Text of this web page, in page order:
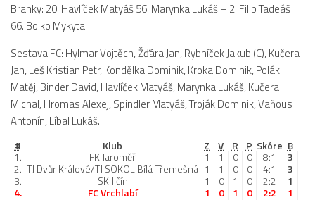
Branky: 20. Havlíček Matyáš 56. Marynka Lukáš – 2. Filip Tadeáš
66. Boiko Mykyta
Sestava FC: Hylmar Vojtěch, Žďára Jan, Rybníček Jakub (C), Kučera
Jan, Leš Kristian Petr, Kondělka Dominik, Kroka Dominik, Polák
Matěj, Binder David, Havlíček Matyáš, Marynka Lukáš, Kučera
Michal, Hromas Alexej, Spindler Matyáš, Troják Dominik, Vaňous
Antonín, Líbal Lukáš.
# Klub Z V R P Skóre B
1. FK Jaroměř 1 1 0 0 8:1
3
2. TJ Dvůr Králové/TJ SOKOL Bílá Třemešná 1 1 0 0 4:1
3
3.
SK Jičín 1 0 1 0 2:2
1
4.
FC Vrchlabí 1 0 1 0 2:2
1